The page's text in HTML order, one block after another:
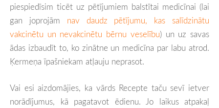
piespiedīsim ticēt uz pētījumiem balstītai medicīnai (lai
gan joprojām nav daudz pētījumu, kas salīdzinātu
vakcinētu un nevakcinētu bērnu veselību) un uz savas
ādas izbaudīt to, ko zinātne un medicīna par labu atrod.
Ķermeņa īpašniekam atļauju neprasot.
Vai esi aizdomājies, ka vārds Recepte taču sevī ietver
norādījumus, kā pagatavot ēdienu. Jo laikus atpakaļ